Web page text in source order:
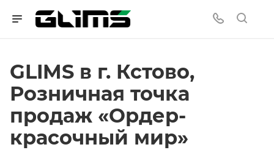
GLIMS в г. Кстово,
Розничная точка
продаж «Ордер-
красочный мир»